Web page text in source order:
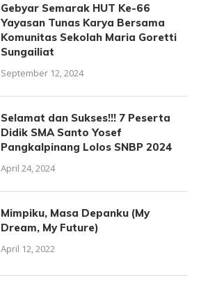
Gebyar Semarak HUT Ke-66
Yayasan Tunas Karya Bersama
Komunitas Sekolah Maria Goretti
Sungailiat
September 12, 2024
Selamat dan Sukses!!! 7 Peserta
Didik SMA Santo Yosef
Pangkalpinang Lolos SNBP 2024
April 24, 2024
Mimpiku, Masa Depanku (My
Dream, My Future)
April 12, 2022